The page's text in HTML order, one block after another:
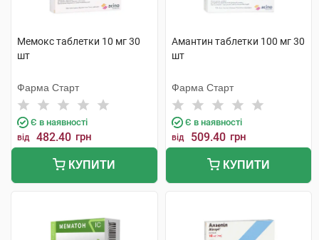
Мемокс таблетки 10 мг 30
шт
Фарма Старт
Є в наявності
від 482.40 грн
КУПИТИ
Амантин таблетки 100 мг 30
шт
Фарма Старт
Є в наявності
від 509.40 грн
КУПИТИ